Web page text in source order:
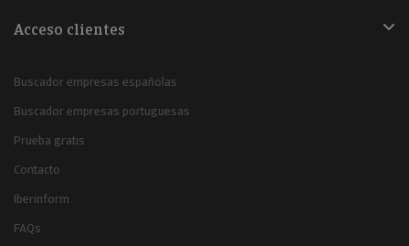
Acceso clientes
Buscador empresas españolas
Buscador empresas portuguesas
Prueba gratis
Contacto
Iberinform
FAQs